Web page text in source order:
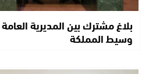
بلاغ مشترك بين المديرية
وسيط المملكة